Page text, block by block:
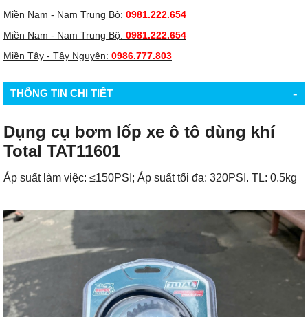
Miền Nam - Nam Trung Bộ: 0981.222.654
Miền Nam - Nam Trung Bộ: 0981.222.654
Miền Tây - Tây Nguyên: 0986.777.803
THÔNG TIN CHI TIẾT -
Dụng cụ bơm lốp xe ô tô dùng khí
Total TAT11601
Áp suất làm việc: ≤150PSI; Áp suất tối đa: 320PSI. TL: 0.5kg